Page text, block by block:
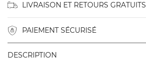
LIVRAISON ET RETOURS GRATUITS
PAIEMENT SÉCURISÉ
DESCRIPTION